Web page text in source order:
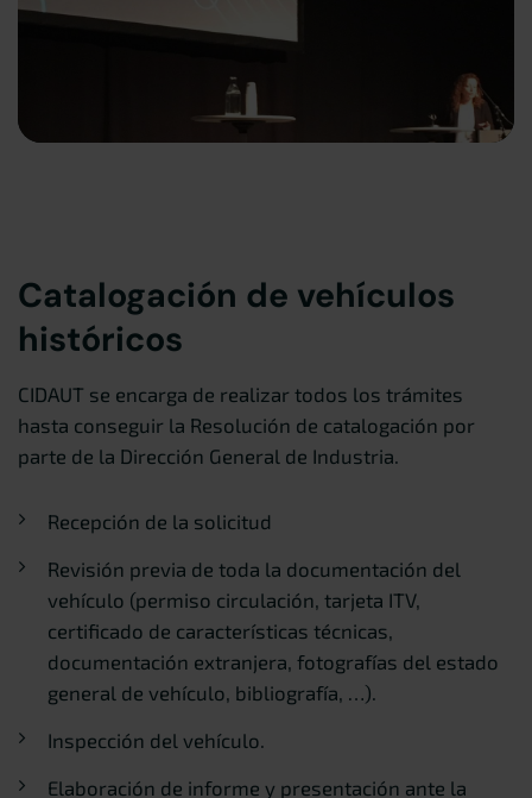
Catalogación de vehículos
históricos
CIDAUT se encarga de realizar todos los trámites
hasta conseguir la Resolución de catalogación por
parte de la Dirección General de Industria.
Recepción de la solicitud
Revisión previa de toda la documentación del
vehículo (permiso circulación, tarjeta ITV,
certificado de características técnicas,
documentación extranjera, fotografías del estado
general de vehículo, bibliografía, …).
Inspección del vehículo.
Elaboración de informe y presentación ante la